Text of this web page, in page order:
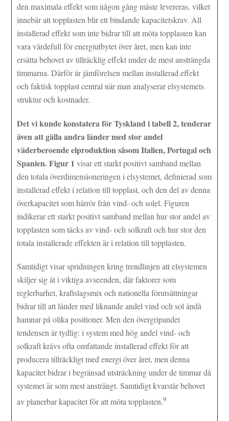
den maximala effekt som någon gång måste levereras, vilket
innebär att topplasten blir ett bindande kapacitetskrav. All
installerad effekt som inte bidrar till att möta topplasten kan
vara värdefull för energiutbytet över året, men kan inte
ersätta behovet av tillräcklig effekt under de mest ansträngda
timmarna. Därför är jämförelsen mellan installerad effekt
och faktisk topplast central när man analyserar elsystemets
struktur och kostnader.
Det vi kunde konstatera för Tyskland i tabell 2, tenderar
även att gälla andra länder med stor andel
väderberoende elproduktion såsom Italien, Portugal och
Spanien. Figur 1 visar ett starkt positivt samband mellan
den totala överdimensioneringen i elsystemet, definierad som
installerad effekt i relation till topplast, och den del av denna
överkapacitet som härrör från vind- och solel. Figuren
indikerar ett starkt positivt samband mellan hur stor andel av
topplasten som täcks av vind- och solkraft och hur stor den
totala installerade effekten är i relation till topplasten.
Samtidigt visar spridningen kring trendlinjen att elsystemen
skiljer sig åt i viktiga avseenden, där faktorer som
reglerbarhet, kraftslagsmix och nationella förutsättningar
bidrar till att länder med liknande andel vind och sol ändå
hamnar på olika positioner. Men den övergripandet
tendensen är tydlig: i system med hög andel vind- och
solkraft krävs ofta omfattande installerad effekt för att
producera tillräckligt med energi över året, men denna
kapacitet bidrar i begränsad utsträckning under de timmar då
systemet är som mest ansträngt. Samtidigt kvarstår behovet
av planerbar kapacitet för att möta topplasten.9